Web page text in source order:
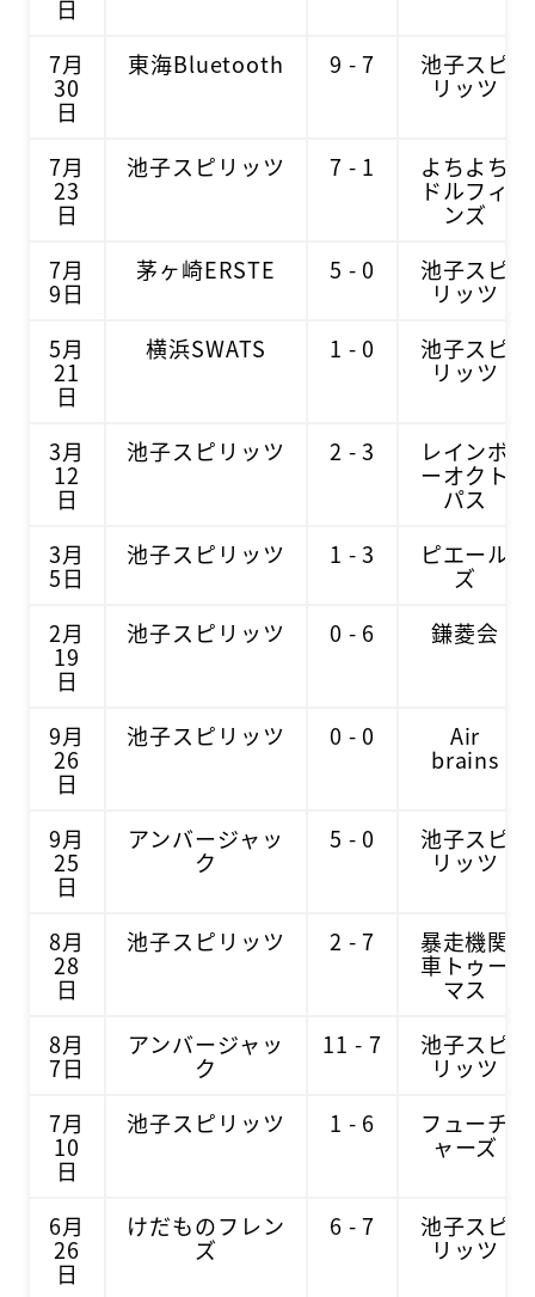
日
7月
30
日
東海Bluetooth 9 - 7 池子スピ
リッツ
7月
23
日
池子スピリッツ 7 - 1 よちよち
ドルフィ
ンズ
7月
9日
茅ヶ崎ERSTE 5 - 0 池子スピ
リッツ
5月
21
日
横浜SWATS 1 - 0 池子スピ
リッツ
3月
12
日
池子スピリッツ 2 - 3 レインボ
ーオクト
パス
3月
5日
池子スピリッツ 1 - 3 ピエール
ズ
2月
19
日
池子スピリッツ 0 - 6 鎌菱会
9月
26
日
池子スピリッツ 0 - 0 Air
brains
9月
25
日
アンバージャッ
ク
5 - 0 池子スピ
リッツ
8月
28
日
池子スピリッツ 2 - 7 暴走機関
車トゥー
マス
8月
7日
アンバージャッ
ク
11 - 7 池子スピ
リッツ
7月
10
日
池子スピリッツ 1 - 6 フューチ
ャーズ
6月
26
日
けだものフレン
ズ
6 - 7 池子スピ
リッツ